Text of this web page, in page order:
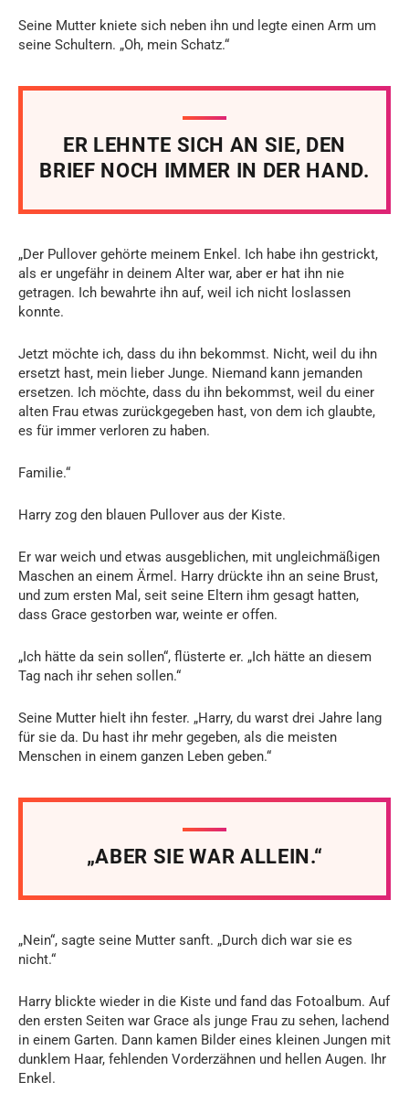
Seine Mutter kniete sich neben ihn und legte einen Arm um
seine Schultern. „Oh, mein Schatz.“
ER LEHNTE SICH AN SIE, DEN
BRIEF NOCH IMMER IN DER HAND.
„Der Pullover gehörte meinem Enkel. Ich habe ihn gestrickt,
als er ungefähr in deinem Alter war, aber er hat ihn nie
getragen. Ich bewahrte ihn auf, weil ich nicht loslassen
konnte.
Jetzt möchte ich, dass du ihn bekommst. Nicht, weil du ihn
ersetzt hast, mein lieber Junge. Niemand kann jemanden
ersetzen. Ich möchte, dass du ihn bekommst, weil du einer
alten Frau etwas zurückgegeben hast, von dem ich glaubte,
es für immer verloren zu haben.
Familie.“
Harry zog den blauen Pullover aus der Kiste.
Er war weich und etwas ausgeblichen, mit ungleichmäßigen
Maschen an einem Ärmel. Harry drückte ihn an seine Brust,
und zum ersten Mal, seit seine Eltern ihm gesagt hatten,
dass Grace gestorben war, weinte er offen.
„Ich hätte da sein sollen“, flüsterte er. „Ich hätte an diesem
Tag nach ihr sehen sollen.“
Seine Mutter hielt ihn fester. „Harry, du warst drei Jahre lang
für sie da. Du hast ihr mehr gegeben, als die meisten
Menschen in einem ganzen Leben geben.“
„ABER SIE WAR ALLEIN.“
„Nein“, sagte seine Mutter sanft. „Durch dich war sie es
nicht.“
Harry blickte wieder in die Kiste und fand das Fotoalbum. Auf
den ersten Seiten war Grace als junge Frau zu sehen, lachend
in einem Garten. Dann kamen Bilder eines kleinen Jungen mit
dunklem Haar, fehlenden Vorderzähnen und hellen Augen. Ihr
Enkel.